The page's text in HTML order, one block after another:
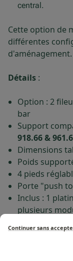
central.
Cette option de
différentes
d'aménagement.
Détails :
Option : 2
bar
Support
918.66 &
Dimensions
Poids
4 pieds
Porte "push
Inclus : 1
plusieurs
Continuer sans